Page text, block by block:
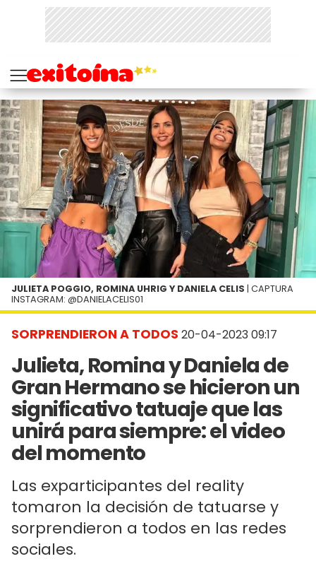
SORPRENDIERON A TODOS 20-04-2023 09:17
Julieta, Romina y Daniela de
Gran Hermano se hicieron un
significativo tatuaje que las
unirá para siempre: el video
del momento
Las exparticipantes del reality
tomaron la decisión de tatuarse y
sorprendieron a todos en las redes
sociales.
JULIETA POGGIO, ROMINA UHRIG Y DANIELA CELIS | CAPTURA
INSTAGRAM: @DANIELACELIS01